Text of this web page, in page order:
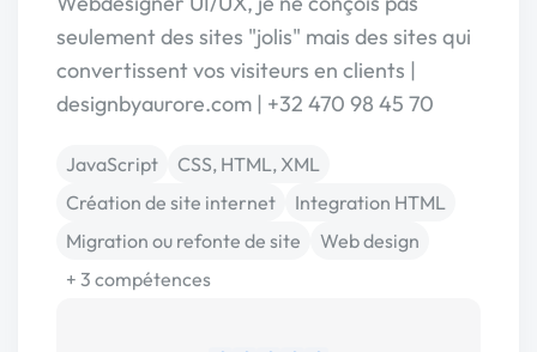
seulement des sites "jolis" mais des sites qui
convertissent vos visiteurs en clients |
designbyaurore.com | +32 470 98 45 70
JavaScript
CSS, HTML, XML
Création de site internet
Integration HTML
Migration ou refonte de site
Web design
+ 3 compétences